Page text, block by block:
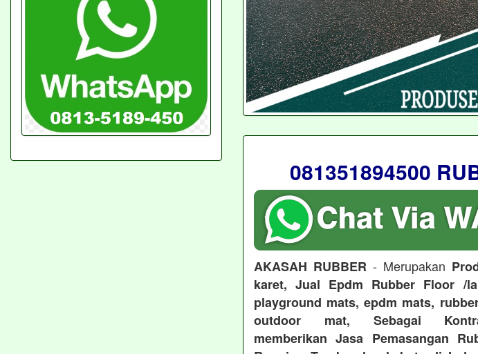
081351894500
AKASAH RUBBER - Merupakan
karet, Jual Epdm Rubber Floor /
playground mats, epdm mats,
outdoor mat, Sebagai
memberikan Jasa Pemasangan